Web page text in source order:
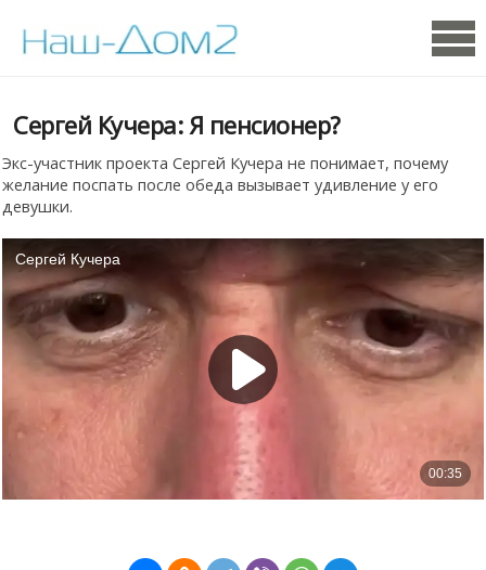
Сергей Кучера: Я пенсионер?
Экс-участник проекта Сергей Кучера не понимает, почему
желание поспать после обеда вызывает удивление у его
девушки.